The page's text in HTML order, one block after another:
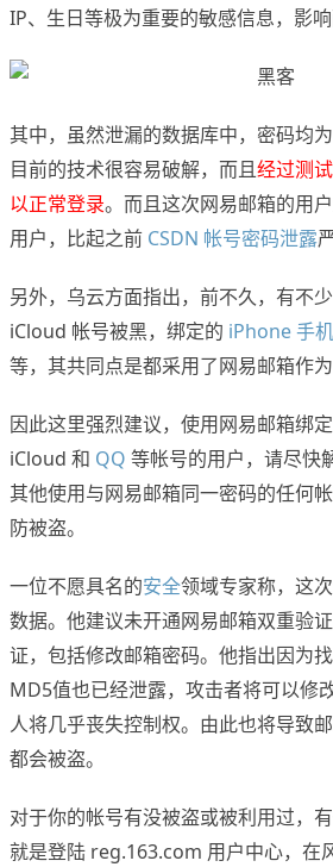
IP、生日等极为重要的敏感信息，影响
其中，虽然泄漏的数据库中，密码均
目前的技术很容易破解，而且经过测
以正常登录。而且这次网易邮箱的用
用户，比起之前 CSDN 帐号密码泄露
另外，乌云方面指出，前不久，有不
iCloud 帐号被黑，绑定的 iPhone 手机
等，其共同点是都采用了网易邮箱作为
因此这里强烈建议，使用网易邮箱绑定
iCloud 和 QQ 等帐号的用户，请尽快
其他使用与网易邮箱同一密码的任何
防被盗。
一位不愿具名的安全领域专家称，这
数据。他建议未开通网易邮箱双重验
证，包括修改邮箱密码。他指出因为
MD5值也已经泄露，攻击者将可以修
人将几乎丧失控制权。由此也将导致
都会被盗。
对于你的帐号有没被盗或被利用过，
就是登陆 reg.163.com 用户中心，在